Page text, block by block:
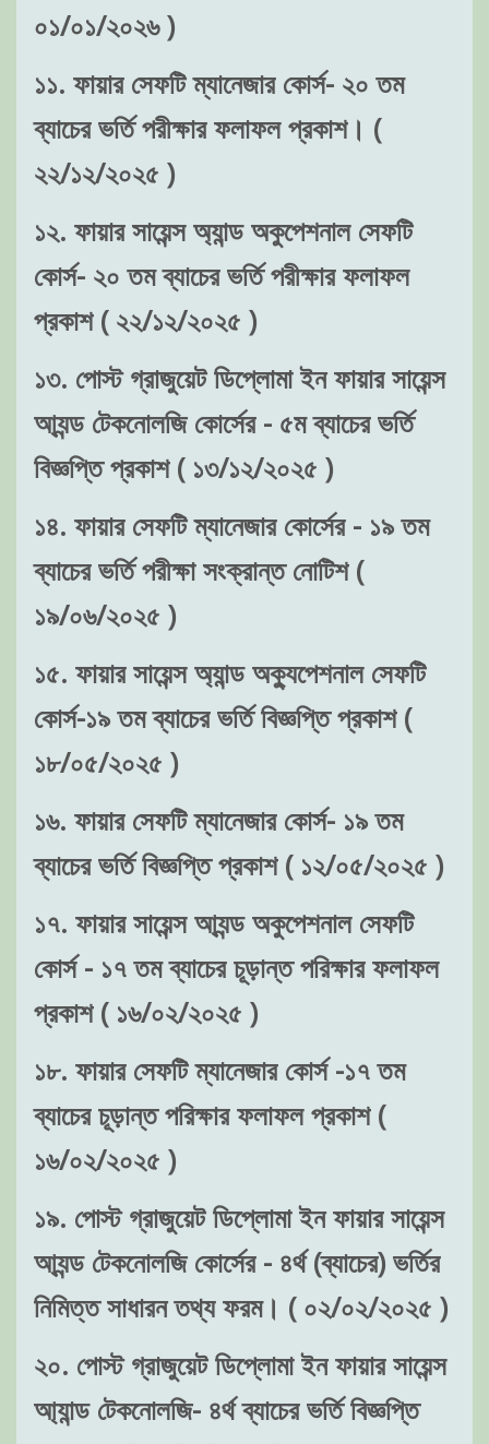
০১/০১/২০২৬ )
১১. ফায়ার সেফটি ম্যানেজার কোর্স- ২০ তম
ব্যাচের ভর্তি পরীক্ষার ফলাফল প্রকাশ। (
২২/১২/২০২৫ )
১২. ফায়ার সায়েন্স অ্যান্ড অকুপেশনাল সেফটি
কোর্স- ২০ তম ব্যাচের ভর্তি পরীক্ষার ফলাফল
প্রকাশ ( ২২/১২/২০২৫ )
১৩. পোস্ট গ্রাজুয়েট ডিপ্লোমা ইন ফায়ার সায়েন্স
আ্যন্ড টেকনোলজি কোর্সের - ৫ম ব্যাচের ভর্তি
বিজ্ঞপ্তি প্রকাশ ( ১৩/১২/২০২৫ )
১৪. ফায়ার সেফটি ম্যানেজার কোর্সের - ১৯ তম
ব্যাচের ভর্তি পরীক্ষা সংক্রান্ত নোটিশ (
১৯/০৬/২০২৫ )
১৫. ফায়ার সায়েন্স অ্যান্ড অক্যুপেশনাল সেফটি
কোর্স-১৯ তম ব্যাচের ভর্তি বিজ্ঞপ্তি প্রকাশ (
১৮/০৫/২০২৫ )
১৬. ফায়ার সেফটি ম্যানেজার কোর্স- ১৯ তম
ব্যাচের ভর্তি বিজ্ঞপ্তি প্রকাশ ( ১২/০৫/২০২৫ )
১৭. ফায়ার সায়েন্স আ্যন্ড অকুপেশনাল সেফটি
কোর্স - ১৭ তম ব্যাচের চূড়ান্ত পরিক্ষার ফলাফল
প্রকাশ ( ১৬/০২/২০২৫ )
১৮. ফায়ার সেফটি ম্যানেজার কোর্স -১৭ তম
ব্যাচের চূড়ান্ত পরিক্ষার ফলাফল প্রকাশ (
১৬/০২/২০২৫ )
১৯. পোস্ট গ্রাজুয়েট ডিপ্লোমা ইন ফায়ার সায়েন্স
আ্যন্ড টেকনোলজি কোর্সের - ৪র্থ (ব্যাচের) ভর্তির
নিমিত্ত সাধারন তথ্য ফরম। ( ০২/০২/২০২৫ )
২০. পোস্ট গ্রাজুয়েট ডিপ্লোমা ইন ফায়ার সায়েন্স
আ্যান্ড টেকনোলজি- ৪র্থ ব্যাচের ভর্তি বিজ্ঞপ্তি